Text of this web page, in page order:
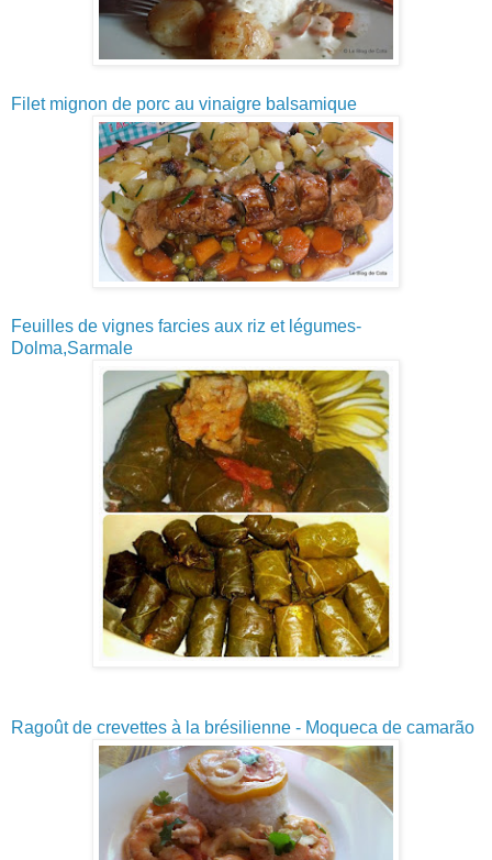
Filet mignon de porc au vinaigre balsamique
Feuilles de vignes farcies aux riz et légumes-
Dolma,Sarmale
Ragoût de crevettes à la brésilienne - Moqueca de camarão